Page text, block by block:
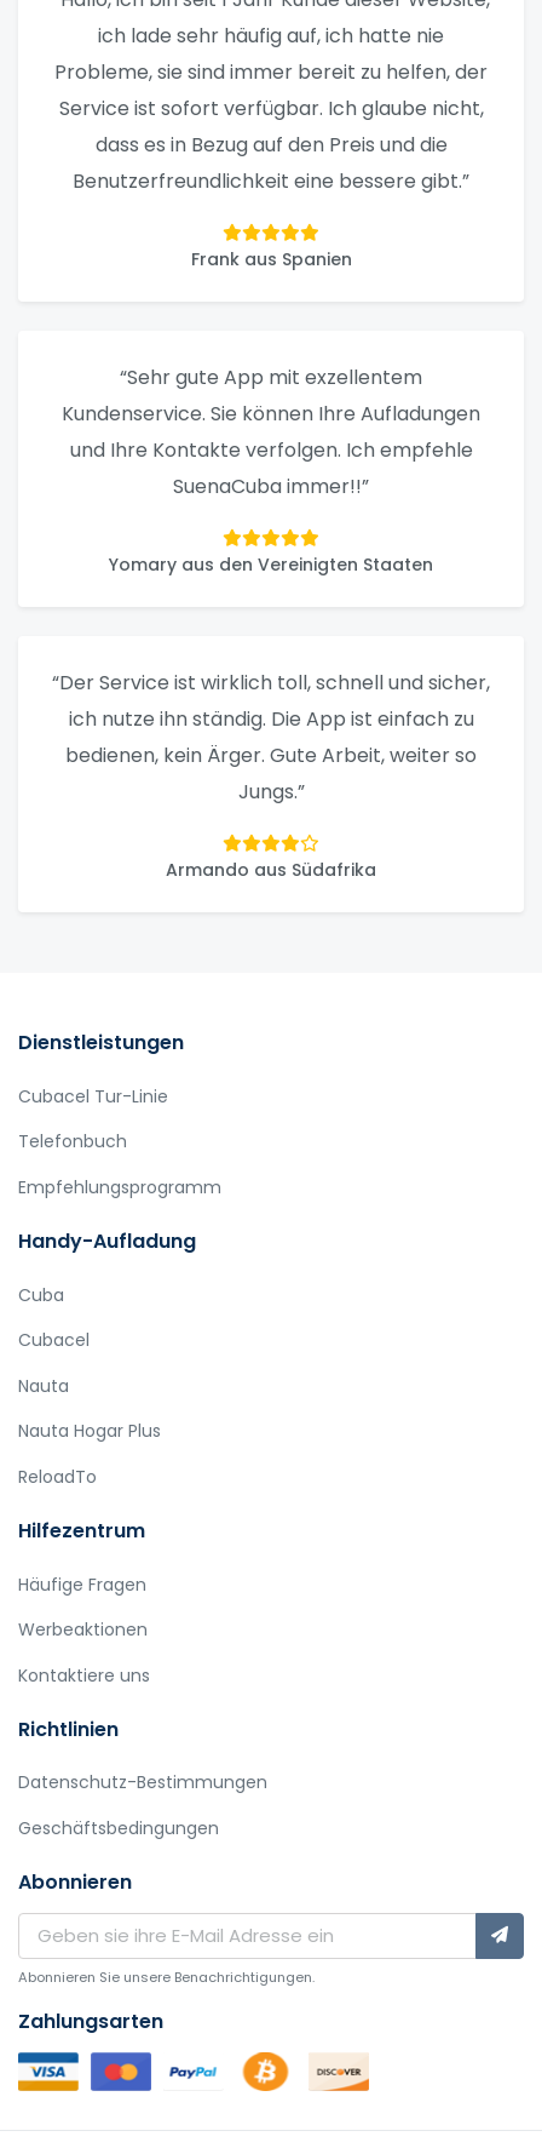
ich lade sehr häufig auf, ich hatte nie
Probleme, sie sind immer bereit zu helfen, der
Service ist sofort verfügbar. Ich glaube nicht,
dass es in Bezug auf den Preis und die
Benutzerfreundlichkeit eine bessere gibt.”
Frank aus Spanien
“Sehr gute App mit exzellentem
Kundenservice. Sie können Ihre Aufladungen
und Ihre Kontakte verfolgen. Ich empfehle
SuenaCuba immer!!”
Yomary aus den Vereinigten Staaten
“Der Service ist wirklich toll, schnell und sicher,
ich nutze ihn ständig. Die App ist einfach zu
bedienen, kein Ärger. Gute Arbeit, weiter so
Jungs.”
Armando aus Südafrika
Dienstleistungen
Cubacel Tur-Linie
Telefonbuch
Empfehlungsprogramm
Handy-Aufladung
Cuba
Cubacel
Nauta
Nauta Hogar Plus
ReloadTo
Hilfezentrum
Häufige Fragen
Werbeaktionen
Kontaktiere uns
Richtlinien
Datenschutz-Bestimmungen
Geschäftsbedingungen
Abonnieren
Abonnieren Sie unsere Benachrichtigungen.
Zahlungsarten